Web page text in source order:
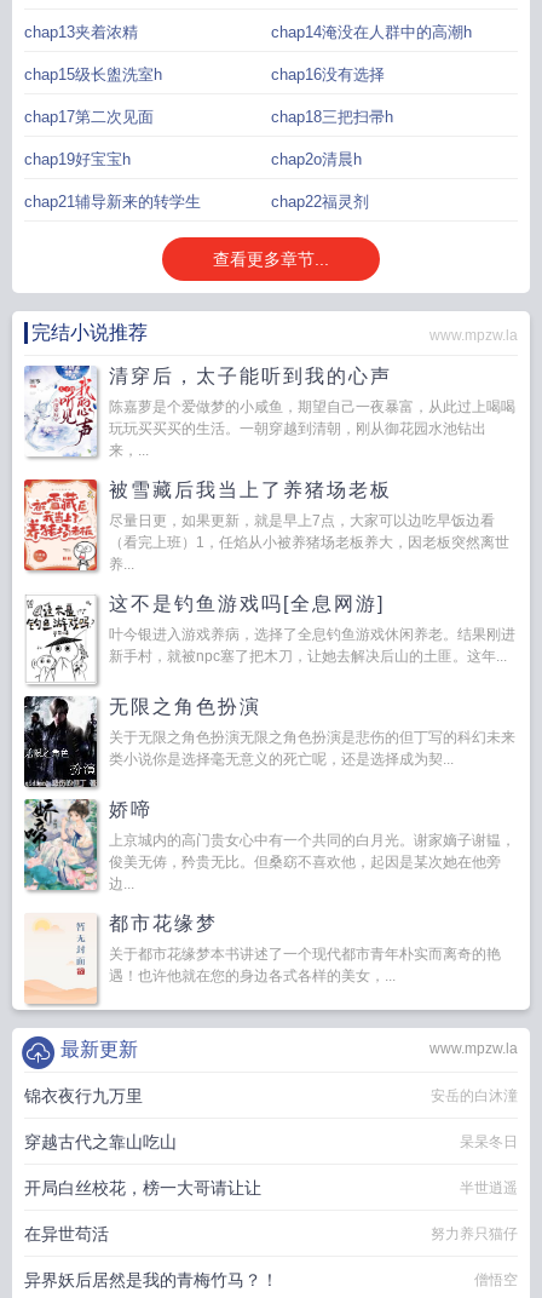
chap13夹着浓精 chap14淹没在人群中的高潮h
chap15级长盥洗室h chap16没有选择
chap17第二次见面 chap18三把扫帚h
chap19好宝宝h chap2o清晨h
chap21辅导新来的转学生 chap22福灵剂
查看更多章节...
完结小说推荐 www.mpzw.la
清穿后，太子能听到我的心声
陈嘉萝是个爱做梦的小咸鱼，期望自己一夜暴富，从此过上喝喝
玩玩买买买的生活。一朝穿越到清朝，刚从御花园水池钻出
来，...
被雪藏后我当上了养猪场老板
尽量日更，如果更新，就是早上7点，大家可以边吃早饭边看
（看完上班）1，任焰从小被养猪场老板养大，因老板突然离世
养...
这不是钓鱼游戏吗[全息网游]
叶今银进入游戏养病，选择了全息钓鱼游戏休闲养老。结果刚进
新手村，就被npc塞了把木刀，让她去解决后山的土匪。这年...
无限之角色扮演
关于无限之角色扮演无限之角色扮演是悲伤的但丁写的科幻未来
类小说你是选择毫无意义的死亡呢，还是选择成为契...
娇啼
上京城内的高门贵女心中有一个共同的白月光。谢家嫡子谢韫，
俊美无俦，矜贵无比。但桑窈不喜欢他，起因是某次她在他旁
边...
都市花缘梦
关于都市花缘梦本书讲述了一个现代都市青年朴实而离奇的艳
遇！也许他就在您的身边各式各样的美女，...
www.mpzw.la
最新更新
锦衣夜行九万里 安岳的白沐潼
穿越古代之靠山吃山 杲杲冬日
开局白丝校花，榜一大哥请让让 半世逍遥
在异世苟活 努力养只猫仔
异界妖后居然是我的青梅竹马？！ 僧悟空